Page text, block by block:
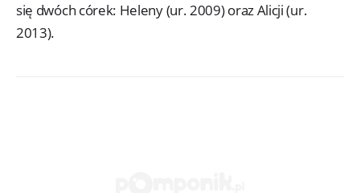
się dwóch córek: Heleny (ur. 2009) oraz Alicji (ur.
2013).